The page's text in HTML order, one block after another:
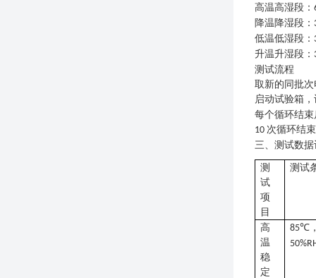
高温高湿段：
降温降湿段：
低温低湿段：
升温升湿段：
测试流程
取新的同批
启动试验箱
每个循环结
10 次循环结
三、测试数据
测
试
项
目
测试
高
温
稳
定
85℃